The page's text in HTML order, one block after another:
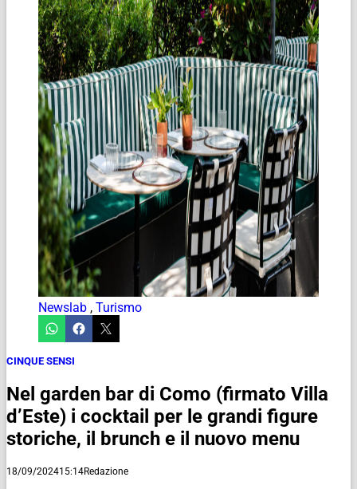
Newslab , Turismo
CINQUE SENSI
Nel garden bar di Como (firmato Villa
d’Este) i cocktail per le grandi figure
storiche, il brunch e il nuovo menu
18/09/202415:14Redazione